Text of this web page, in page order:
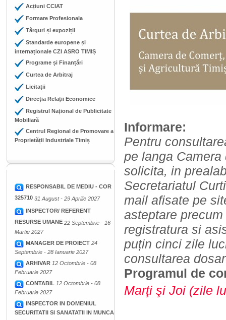
Acțiuni CCIAT
Formare Profesionala
Târguri și expoziții
Standarde europene și
internaționale CZI ASRO TIMIȘ
Programe și Finanțări
Curtea de Arbitraj
Licitații
Direcția Relații Economice
Registrul Național de Publicitate
Mobiliară
Centrul Regional de Promovare a
Proprietății Industriale Timiș
RESPONSABIL DE MEDIU - COR
325710 31 August - 29 Aprilie 2027
INSPECTOR/ REFERENT
RESURSE UMANE 22 Septembrie - 16
Martie 2027
MANAGER DE PROIECT 24
Septembrie - 28 Ianuarie 2027
ARHIVAR 12 Octombrie - 08
Februarie 2027
CONTABIL 12 Octombrie - 08
Februarie 2027
INSPECTOR IN DOMENIUL
SECURITATII SI SANATATII IN MUNCA
Informare:
Pentru
pe langa
solicita, in
Secretariatul
mail afisate pe
asteptare
registratura si
puțin cinci zile
consultarea
Programul de
Marţi şi Joi (zile